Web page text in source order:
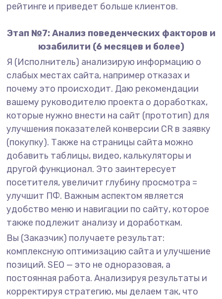
рейтинге и приведет больше клиентов.
Этап №7: Анализ поведенческих факторов и
юзабилити (6 месяцев и более)
Я (Исполнитель) анализирую информацию о
слабых местах сайта, например отказах и
почему это происходит. Даю рекомендации
вашему руководителю проекта о доработках,
которые нужно внести на сайт (прототип) для
улучшения показателей конверсии CR в заявку
(покупку). Также на страницы сайта можно
добавить таблицы, видео, калькуляторы и
другой функционал. Это заинтересует
посетителя, увеличит глубину просмотра =
улучшит ПФ. Важным аспектом является
удобство меню и навигации по сайту, которое
также подлежит анализу и доработкам.
Вы (Заказчик) получаете результат:
комплексную оптимизацию сайта и улучшение
позиций. SEO — это не одноразовая, а
постоянная работа. Анализируя результаты и
корректируя стратегию, мы делаем так, что